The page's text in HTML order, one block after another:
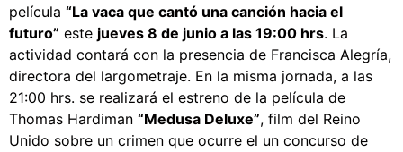
película “La vaca que cantó una canción hacia el
futuro” este jueves 8 de junio a las 19:00 hrs. La
actividad contará con la presencia de Francisca Alegría,
directora del largometraje. En la misma jornada, a las
21:00 hrs. se realizará el estreno de la película de
Thomas Hardiman “Medusa Deluxe”, film del Reino
Unido sobre un crimen que ocurre el un concurso de